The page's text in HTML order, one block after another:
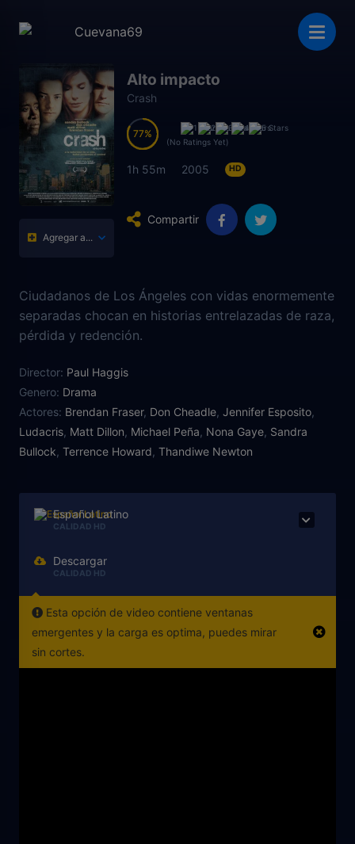
Agregar a...
Alto impacto
Crash
77
77
(No Ratings Yet)
1h 55m 2005 HD
Compartir
Ciudadanos de Los Ángeles con vidas enormemente
separadas chocan en historias entrelazadas de raza,
pérdida y redención.
Director: Paul Haggis
Genero: Drama
Actores: Brendan Fraser, Don Cheadle Jennifer Esposito
Ludacris Matt Dillon Michael Peña Nona Gaye Sandra
Bullock Terrence Howard Thandiwe Newton
Español Latino
CALIDAD HD
Descargar
CALIDAD HD
Esta opción de video contiene ventanas
emergentes y la carga es optima, puedes mirar
sin cortes.